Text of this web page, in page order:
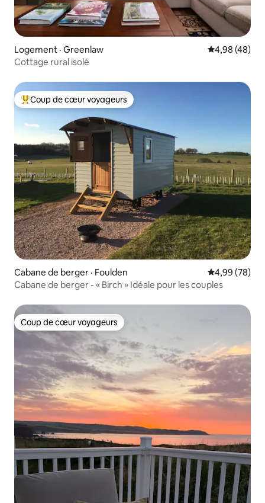
Logement · Greenlaw Note
4,98 (48)
Cottage rural isolé
Coup de cœur voyageurs parmi les plus aimés
Coup de cœur voyageurs
Cabane de berger · Foulden Note
4,99 (78)
Cabane de berger - « Birch » Idéale pour les couples
Coup de cœur voyageurs
Coup de cœur voyageurs